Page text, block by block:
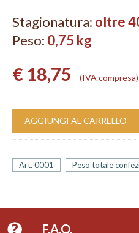
Stagionatura: oltre
Peso: 0,75 kg
€ 18,75 IVA compresa
AGGIUNGI AL CARRELLO
Art. 0001 Peso totale
F.A.Q.